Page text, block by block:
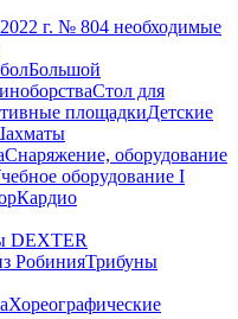
г. № 804 необходимые
Большой
Стол для
площадкиДетские
Снаряжение, оборудование
оборудование I
Кардио
DEXTER
РобинияТрибуны
Хореографические